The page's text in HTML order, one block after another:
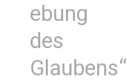
ebung
des
Glaubens“